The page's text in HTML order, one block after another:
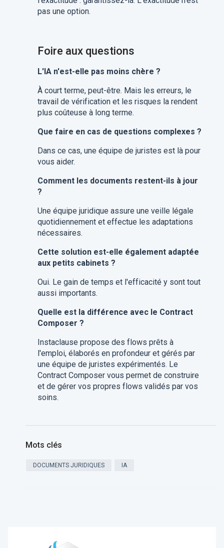
pas une option.​
Foire aux questions
L'IA n'est-elle pas moins chère ?
À court terme, peut-être. Mais les erreurs, le
travail de vérification et les risques la rendent
plus coûteuse à long terme.
Que faire en cas de questions complexes ?
Dans ce cas, une équipe de juristes est là pour
vous aider.
Comment les documents restent-ils à jour
?
Une équipe juridique assure une veille légale
quotidiennement et effectue les adaptations
nécessaires.
Cette solution est-elle également adaptée
aux petits cabinets ?
Oui. Le gain de temps et l'efficacité y sont tout
aussi importants.
Quelle est la différence avec le Contract
Composer ?
Instaclause propose des flows prêts à
l'emploi, élaborés en profondeur et gérés par
une équipe de juristes expérimentés. Le
Contract Composer vous permet de construire
et de gérer vos propres flows validés par vos
soins.
Mots clés
DOCUMENTS JURIDIQUES IA